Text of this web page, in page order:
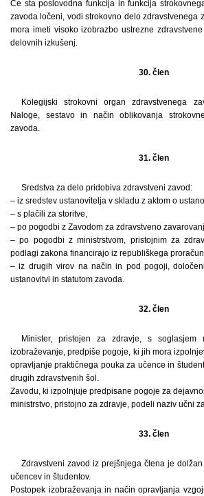
Če sta poslovodna funkcija in funkcija
zavoda ločeni, vodi strokovno delo zdravstvenega
mora imeti visoko izobrazbo ustrezne
delovnih izkušenj.
30. člen
Kolegijski strokovni organ zdravstvenega
Naloge, sestavo in način oblikovanja
zavoda.
31. člen
Sredstva za delo pridobiva zdravstveni zavod:
– iz sredstev ustanovitelja v skladu z aktom o
– s plačili za storitve,
– po pogodbi z Zavodom za zdravstveno
– po pogodbi z ministrstvom, pristojnim za
podlagi zakona financirajo iz republiškega
– iz drugih virov na način in pod pogoji,
ustanovitvi in statutom zavoda.
32. člen
Minister, pristojen za zdravje, s soglasjem
izobraževanje, predpiše pogoje, ki jih mora
opravljanje praktičnega pouka za učence in
drugih zdravstvenih šol.
Zavodu, ki izpolnjuje predpisane pogoje za
ministrstvo, pristojno za zdravje, podeli naziv učni
33. člen
Zdravstveni zavod iz prejšnjega člena je
učencev in študentov.
Postopek izobraževanja in način opravljanja